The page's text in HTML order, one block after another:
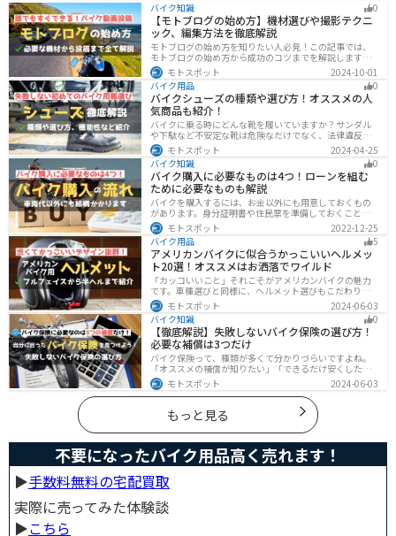
バイク知識 0
【モトブログの始め方】機材選びや撮影テクニ
ック、編集方法を徹底解説
モトブログの始め方を知りたい人必見！この記事では、
モトブログの始め方から成功のコツまでを解説します。
実は、モトブログを始めるには機材をそろえる必要があ
ります。記事を読めば、モトブログを成功させるための
コツを知ることが可能です。
モトスポット
2024-10-01
バイク用品
0
バイクシューズの種類や選び方！オススメの人
気商品も紹介！
バイクに乗る時にどんな靴を履いていますか？サンダル
や下駄など不安定な靴は危険なだけでなく、法律違反に
なる可能性もあります。バイクに乗るときはバイク用に
作られた専用の靴を履くようにしましょう。操作性や安
全性の向上性だけでなく、バイクとの一体感でよりカッ
コよくなります。
モトスポット
2024-04-25
バイク知識
0
バイク購入に必要なものは4つ！ローンを組む
ために必要なものも解説
バイクを購入するには、お金以外にも用意しておくもの
があります。身分証明書や住民票を準備しておくことで
購入ギリギリになって慌てずに済むので、しっかりと準
備しておきましょう。
モトスポット
2022-12-25
バイク用品
5
アメリカンバイクに似合うかっこいいヘルメッ
ト20選！オススメはお洒落でワイルド
「カッコいいこと」それこそがアメリカンバイクの魅力
です。車種選びと同様に、ヘルメット選びもこだわりた
いところですよね。アメリカンバイクの魅力をもっと引
き立ててくれるオススメのヘルメットを紹介します。
モトスポット
2024-06-03
バイク知識
0
【徹底解説】失敗しないバイク保険の選び方！
必要な補償は3つだけ
バイク保険って、種類が多くて分かりづらいですよね。
「オススメの補償が知りたい」「できるだけ安くした
い」「自分に合った保険を知りたい」こういったことで
悩んでいる方向けに、バイク保険の選び方・つけるべき
補償について解説します。
モトスポット 2024-06-03
もっと見る
不要になったバイク用品高く売れます！
▶︎手数料無料の宅配買取
実際に売ってみた体験談
▶︎こちら